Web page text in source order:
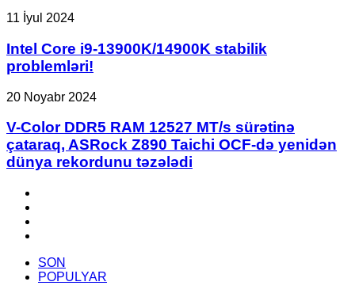
FSR
və
gələcək
UDNA
memarlığının
inkişafında
AMD-
yə
kömək
edib.
Intel
i9-
13900K/14900K
stabilik
11 İyul 2024
Intel Core i9-13900K/14900K stabilik
problemləri!
V-
DDR5
RAM
12527
MT/s
çataraq,
ASRock
Z890
Taichi
yenidən
20 Noyabr 2024
V-Color DDR5 RAM 12527 MT/s sürətinə
çataraq, ASRock Z890 Taichi OCF-də yenidən
dünya rekordunu təzələdi
SON
POPULYAR